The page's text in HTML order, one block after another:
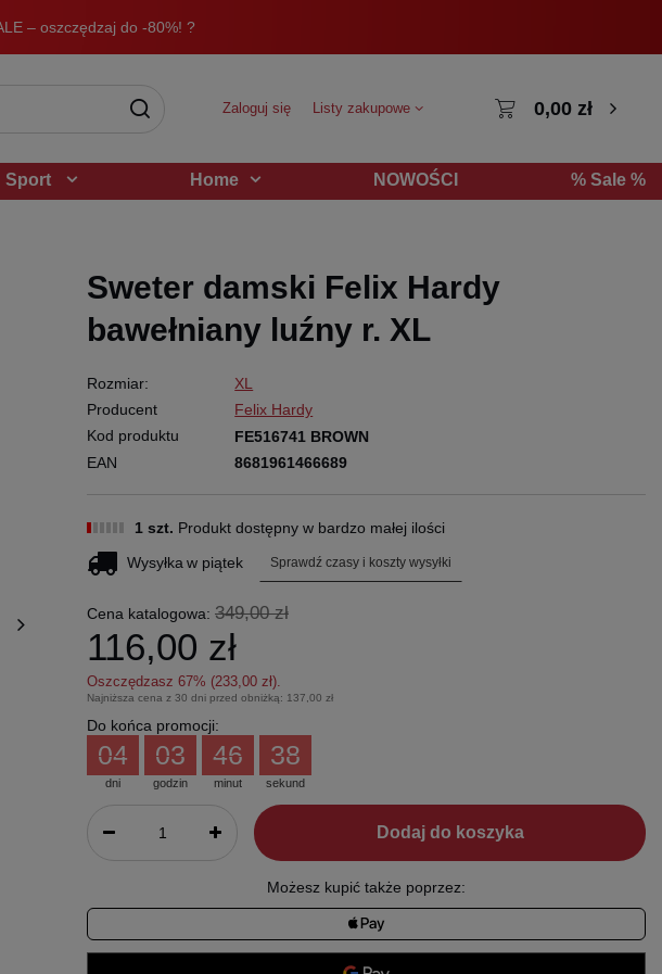
– oszczędzaj do -80%! ?
Zaloguj się Listy zakupowe 0,00 zł
Sport Home NOWOŚCI % Sale %
Sweter damski Felix Hardy
bawełniany luźny r. XL
Rozmiar:
XL
Producent
Felix Hardy
Kod produktu
FE516741 BROWN
EAN
8681961466689
1 szt. Produkt dostępny w bardzo małej ilości
Wysyłkaw piątek Sprawdź czasy i koszty wysyłki
Cena katalogowa: 349,00 zł
116,00 zł
Oszczędzasz 67% (233,00 zł).
Najniższa cena z 30 dni przed obniżką: 137,00 zł
Do końca promocji:
dni
04
godzin
03
minut
46
sekund
37
Dodaj do koszyka
Możesz kupić także poprzez: